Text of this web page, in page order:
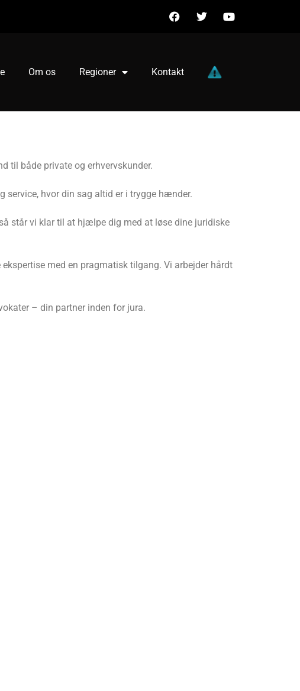
Om os Regioner Kontakt
til både private og erhvervskunder.
service, hvor din sag altid er i trygge hænder.
står vi klar til at hjælpe dig med at løse dine juridiske
med en pragmatisk tilgang. Vi arbejder hårdt
– din partner inden for jura.